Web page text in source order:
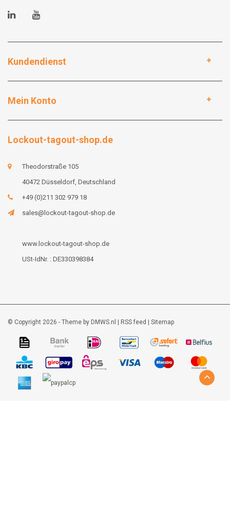
Kundendienst
Mein Konto
Lockout-tagout-shop.de
Theodorstraße 105
40472 Düsseldorf, Deutschland
+49 (0)211 302 979 18
sales@lockout-tagout-shop.de
www.lockout-tagout-shop.de
USt-IdNr. : DE330398384
© Copyright 2026 - Theme by DMWS.nl | RSS feed | Sitemap